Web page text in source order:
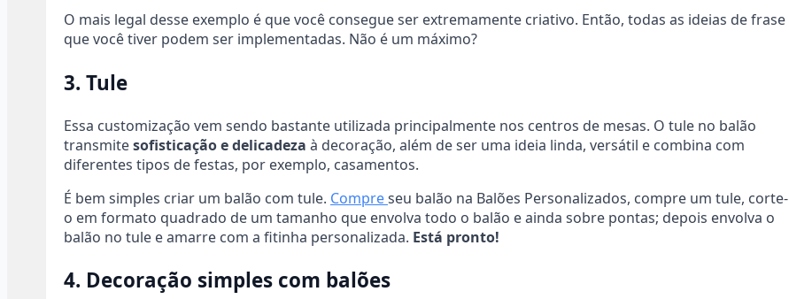
O mais legal desse exemplo é que você consegue ser extremamente criativo. Então, todas as ideias de frase
que você tiver podem ser implementadas. Não é um máximo?
3. Tule
Essa customização vem sendo bastante utilizada principalmente nos centros de mesas. O tule no balão
transmitesofisticação e delicadeza à decoração, além de ser uma ideia linda, versátil e combina com
diferentes tipos de festas, por exemplo, casamentos.
É bem simples criar um balão com tule. Compreseu balão na Balões Personalizados, compre um tule, corte-
o em formato quadrado de um tamanho que envolva todo o balão e ainda sobre pontas; depois envolva o
balão no tule e amarre com a fitinha personalizada. Está pronto!
4. Decoração simples com balões